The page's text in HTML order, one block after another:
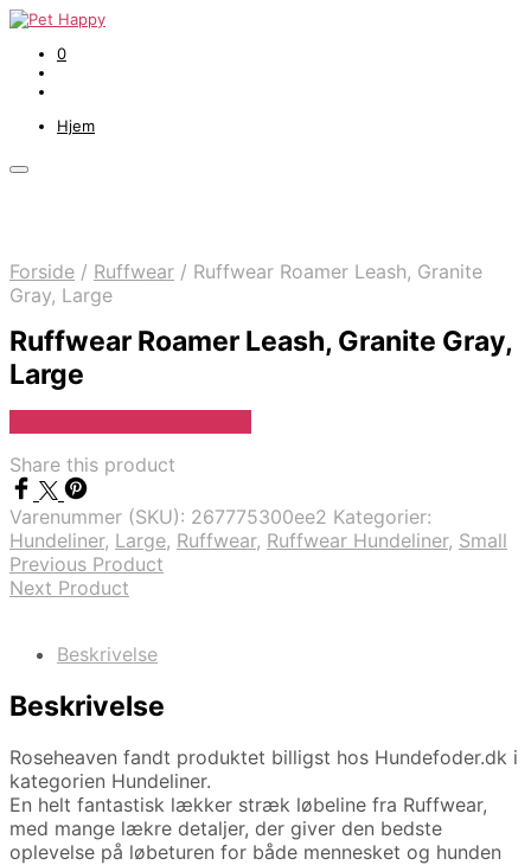
0
Hjem
Forside / Ruffwear / Ruffwear Roamer Leash, Granite
Gray, Large
Ruffwear Roamer Leash, Granite Gray,
Large
Share this product
Varenummer (SKU): 267775300ee2 Kategorier:
Hundeliner, Large, Ruffwear, Ruffwear Hundeliner, Small
Previous Product
Next Product
Beskrivelse
Beskrivelse
Roseheaven fandt produktet billigst hos Hundefoder.dk i
kategorien Hundeliner.
En helt fantastisk lækker stræk løbeline fra Ruffwear,
med mange lækre detaljer, der giver den bedste
oplevelse på løbeturen for både mennesket og hunden